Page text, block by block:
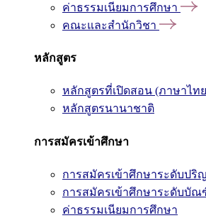
ค่าธรรมเนียมการศึกษา
คณะและสำนักวิชา
หลักสูตร
หลักสูตรที่เปิดสอน (ภาษาไท
หลักสูตรนานาชาติ
การสมัครเข้าศึกษา
การสมัครเข้าศึกษาระดับป
การสมัครเข้าศึกษาระดับบั
ค่าธรรมเนียมการศึกษา